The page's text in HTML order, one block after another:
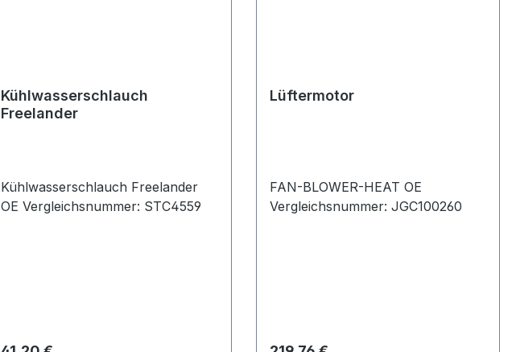
Kühlwasserschlauch
Freelander
Kühlwasserschlauch Freelander
OE Vergleichsnummer: STC4559
Lüftermotor
FAN-BLOWER-HEAT OE
Vergleichsnummer: JGC100260